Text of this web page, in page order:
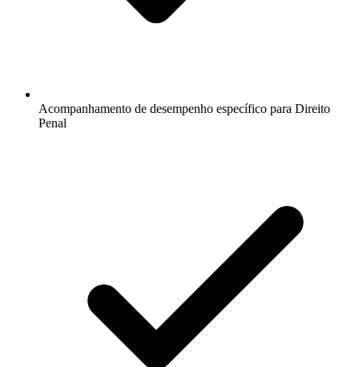
Acompanhamento de desempenho específico para Direito
Penal